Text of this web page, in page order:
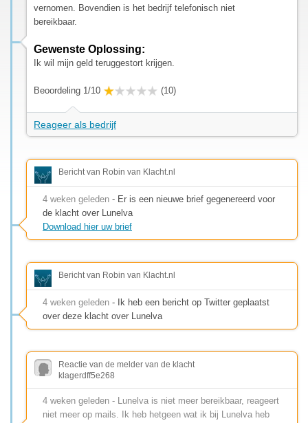
vernomen. Bovendien is het bedrijf telefonisch niet
bereikbaar.
Gewenste Oplossing:
Ik wil mijn geld teruggestort krijgen.
Beoordeling 1/10 (10)
Reageer als bedrijf
Bericht van Robin van Klacht.nl
4 weken geleden - Er is een nieuwe brief gegenereerd voor
de klacht over Lunelva
Download hier uw brief
Bericht van Robin van Klacht.nl
4 weken geleden - Ik heb een bericht op Twitter geplaatst
over deze klacht over Lunelva
Reactie van de melder van de klacht
klagerdff5e268
4 weken geleden - Lunelva is niet meer bereikbaar, reageert
niet meer op mails. Ik heb hetgeen wat ik bij Lunelva heb